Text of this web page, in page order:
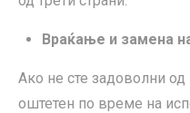
Враќање и замена
Ако не сте задоволни
оштетен по време на